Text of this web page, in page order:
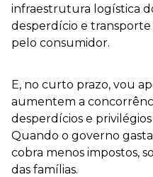
infraestrutura logística
desperdício e transporte
pelo consumidor.
E, no curto prazo, vou
aumentem a
desperdícios e
Quando o governo
cobra menos impostos,
das famílias.